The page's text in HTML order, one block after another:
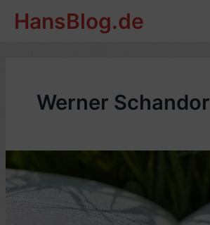
InhaltHansBlog.de
Werner Schandor